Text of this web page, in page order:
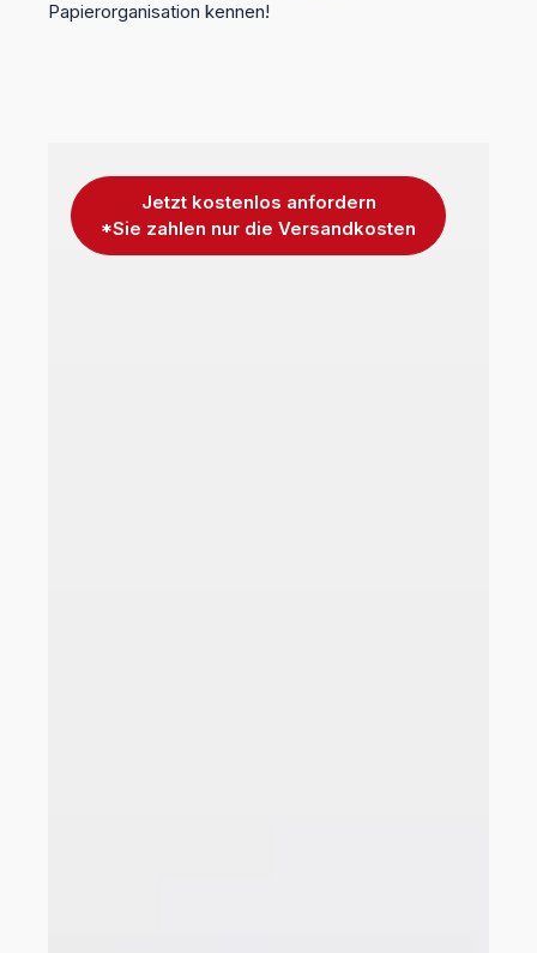
Papierorganisation kennen!
Jetzt kostenlos anfordern
*Sie zahlen nur die Versandkosten